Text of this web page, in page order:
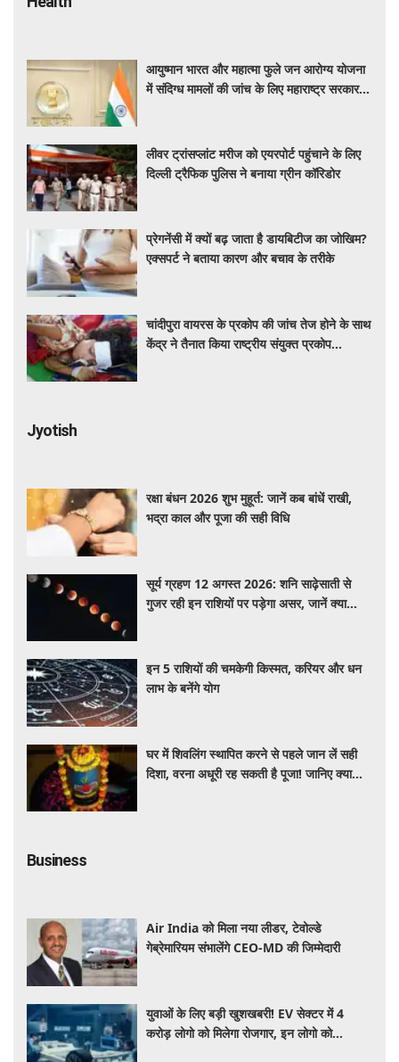
आयुष्मान भारत और महात्मा फुले जन आरोग्य योजना
में संदिग्ध मामलों की जांच के लिए महाराष्ट्र सरकार ने
लीवर ट्रांसप्लांट मरीज को एयरपोर्ट पहुंचाने के लिए
दिल्ली ट्रैफिक पुलिस ने बनाया ग्रीन कॉरिडोर
प्रेगनेंसी में क्यों बढ़ जाता है डायबिटीज का जोखिम?
एक्सपर्ट ने बताया कारण और बचाव के तरीके
चांदीपुरा वायरस के प्रकोप की जांच तेज होने के साथ
केंद्र ने तैनात किया राष्ट्रीय संयुक्त प्रकोप
Jyotish
रक्षा बंधन 2026 शुभ मुहूर्त: जानें कब बांधें राखी,
भद्रा काल और पूजा की सही विधि
सूर्य ग्रहण 12 अगस्त 2026: शनि साढ़ेसाती से
गुजर रही इन राशियों पर पड़ेगा असर, जानें क्या
इन 5 राशियों की चमकेगी किस्मत, करियर और धन
लाभ के बनेंगे योग
घर में शिवलिंग स्थापित करने से पहले जान लें सही
दिशा, वरना अधूरी रह सकती है पूजा! जानिए क्या
Business
Air India को मिला नया लीडर, टेवोल्डे
गेब्रेमारियम संभालेंगे CEO-MD की जिम्मेदारी
युवाओं के लिए बड़ी खुशखबरी! EV सेक्टर में 4
करोड़ लोगो को मिलेगा रोजगार, इन लोगो को